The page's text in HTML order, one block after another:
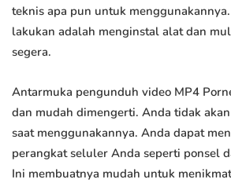
teknis apa pun untuk
lakukan adalah menginstal alat dan
segera.
Antarmuka pengunduh video MP4
dan mudah dimengerti. Anda tidak
saat menggunakannya. Anda dapat
perangkat seluler Anda seperti ponsel
Ini membuatnya mudah untuk